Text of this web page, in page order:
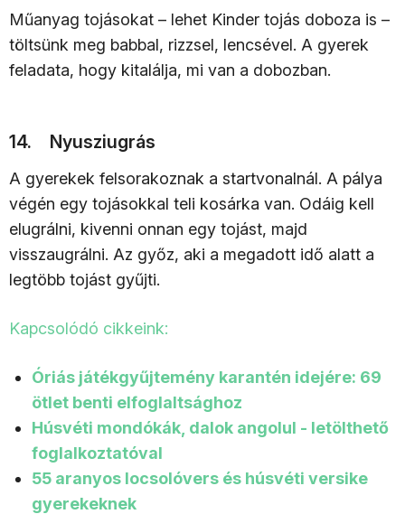
Műanyag tojásokat – lehet Kinder tojás doboza is –
töltsünk meg babbal, rizzsel, lencsével. A gyerek
feladata, hogy kitalálja, mi van a dobozban.
14. Nyusziugrás
A gyerekek felsorakoznak a startvonalnál. A pálya
végén egy tojásokkal teli kosárka van. Odáig kell
elugrálni, kivenni onnan egy tojást, majd
visszaugrálni. Az győz, aki a megadott idő alatt a
legtöbb tojást gyűjti.
Kapcsolódó cikkeink:
Óriás játékgyűjtemény karantén idejére: 69
ötlet benti elfoglaltsághoz
Húsvéti mondókák, dalok angolul - letölthető
foglalkoztatóval
55 aranyos locsolóvers és húsvéti versike
gyerekeknek